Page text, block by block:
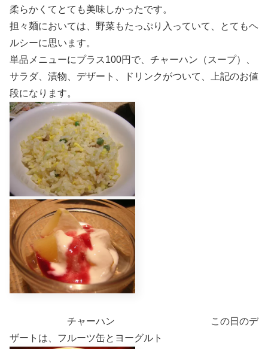
柔らかくてとても美味しかったです。
担々麺においては、野菜もたっぷり入っていて、とてもヘ
ルシーに思います。
単品メニューにプラス100円で、チャーハン（スープ）、
サラダ、漬物、デザート、ドリンクがついて、上記のお値
段になります。
チャーハン この日のデ
ザートは、フルーツ缶とヨーグルト